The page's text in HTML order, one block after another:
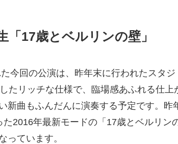
17歳とベルリンの壁」
た今回の公演は、昨年末に行われたスタジ
たリッチな仕様で、臨場感あふれる仕上
新曲もふんだんに演奏する予定です。昨
2016年最新モードの「17歳とベルリン
っています。